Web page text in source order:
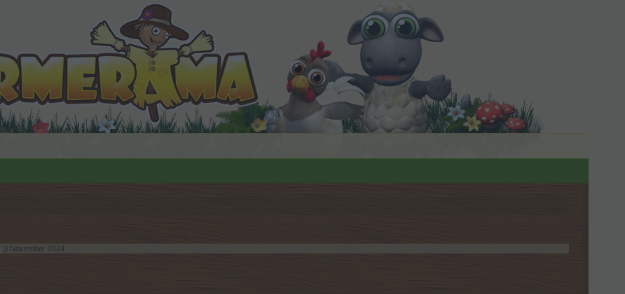
3 November 2024